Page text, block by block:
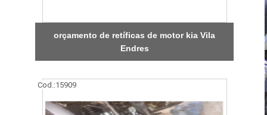
orçamento de retíficas de motor kia Vila
Endres
Cod.:15909